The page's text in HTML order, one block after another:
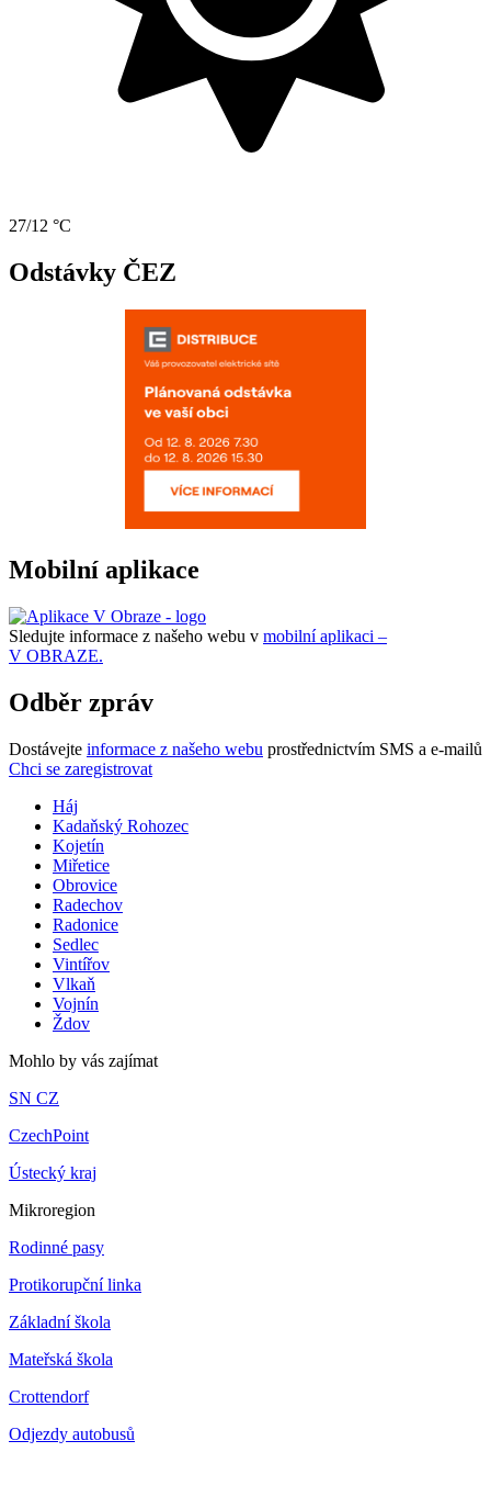
27/12 °C
Odstávky ČEZ
Mobilní aplikace
Sledujte informace z našeho webu v mobilní aplikaci –
V OBRAZE.
Odběr zpráv
Dostávejte informace z našeho webu prostřednictvím SMS a e-mailů
Chci se zaregistrovat
Háj
Kadaňský Rohozec
Kojetín
Miřetice
Obrovice
Radechov
Radonice
Sedlec
Vintířov
Vlkaň
Vojnín
Ždov
Mohlo by vás zajímat
SN CZ
CzechPoint
Ústecký kraj
Mikroregion
Rodinné pasy
Protikorupční linka
Základní škola
Mateřská škola
Crottendorf
Odjezdy autobusů